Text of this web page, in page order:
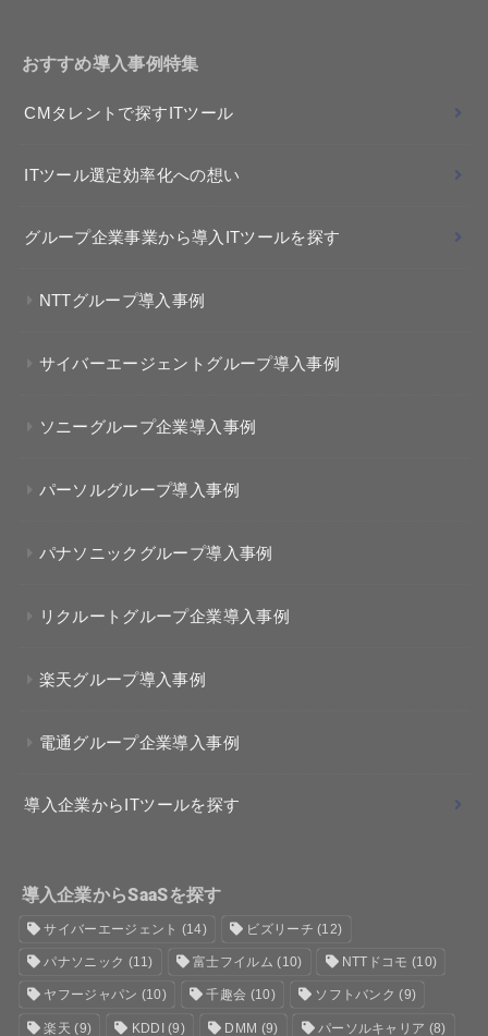
おすすめ導入事例特集
CMタレントで探すITツール
ITツール選定効率化への想い
グループ企業事業から導入ITツールを探す
NTTグループ導入事例
サイバーエージェントグループ導入事例
ソニーグループ企業導入事例
パーソルグループ導入事例
パナソニックグループ導入事例
リクルートグループ企業導入事例
楽天グループ導入事例
電通グループ企業導入事例
導入企業からITツールを探す
導入企業からSaaSを探す
サイバーエージェント (14) ビズリーチ (12)
パナソニック (11) 富士フイルム (10) NTTドコモ (10)
ヤフージャパン (10) 千趣会 (10) ソフトバンク (9)
楽天 (9) KDDI(9) DMM (9) パーソルキャリア (8)